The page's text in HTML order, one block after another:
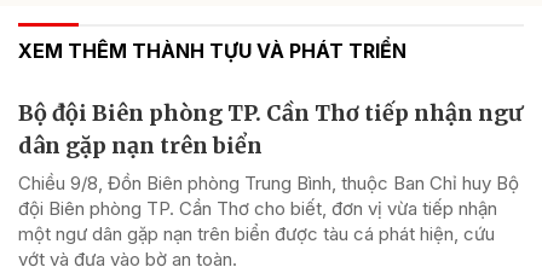
XEM THÊM THÀNH TỰU VÀ PHÁT TRIỂN
Bộ đội Biên phòng TP. Cần Thơ tiếp nhận ngư
dân gặp nạn trên biển
Chiều 9/8, Đồn Biên phòng Trung Bình, thuộc Ban Chỉ huy Bộ
đội Biên phòng TP. Cần Thơ cho biết, đơn vị vừa tiếp nhận
một ngư dân gặp nạn trên biển được tàu cá phát hiện, cứu
vớt và đưa vào bờ an toàn.